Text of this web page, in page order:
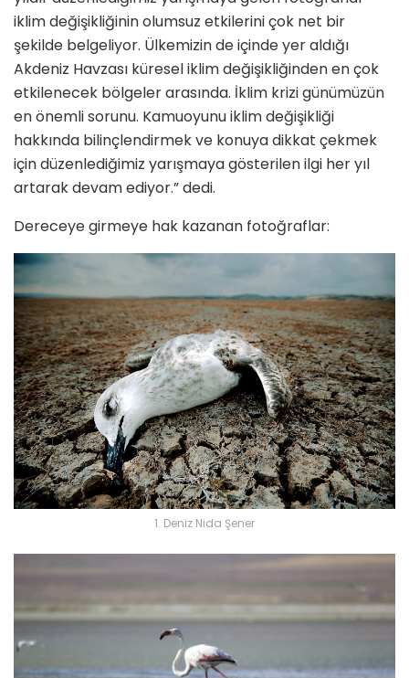
iklim değişikliğinin olumsuz etkilerini çok net bir
şekilde belgeliyor. Ülkemizin de içinde yer aldığı
Akdeniz Havzası küresel iklim değişikliğinden en çok
etkilenecek bölgeler arasında. İklim krizi günümüzün
en önemli sorunu. Kamuoyunu iklim değişikliği
hakkında bilinçlendirmek ve konuya dikkat çekmek
için düzenlediğimiz yarışmaya gösterilen ilgi her yıl
artarak devam ediyor.” dedi.
Dereceye girmeye hak kazanan fotoğraflar:
1. Deniz Nida Şener